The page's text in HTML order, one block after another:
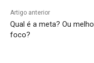
Artigo anterior
Qual é a meta? Ou
foco?